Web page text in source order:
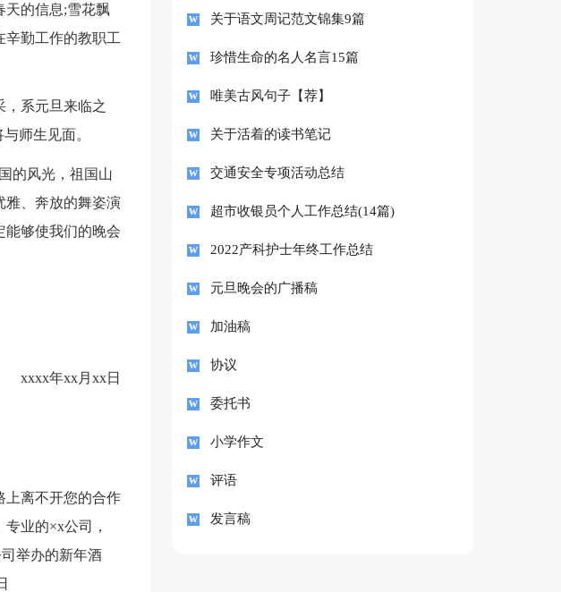
天的信息;雪花飘
勤工作的教职工
，系元旦来临之
师生见面。
的风光，祖国山
雅、奔放的舞姿演
能够使我们的晚会
xxxx年xx月xx日
上离不开您的合作
业的×x公司，
举办的新年酒
关于语文周记范文锦集9篇
珍惜生命的名人名言15篇
唯美古风句子【荐】
关于活着的读书笔记
交通安全专项活动总结
超市收银员个人工作总结(14篇)
2022产科护士年终工作总结
元旦晚会的广播稿
加油稿
协议
委托书
小学作文
评语
发言稿